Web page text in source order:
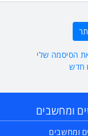
הסיסמה שלי
חדש
ומחשבים
ומחשבים